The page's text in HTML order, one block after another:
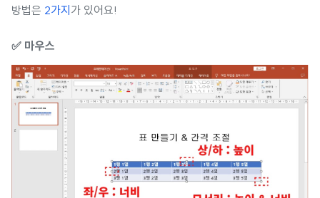
방법은 2가지가 있어요!
✅ 마우스